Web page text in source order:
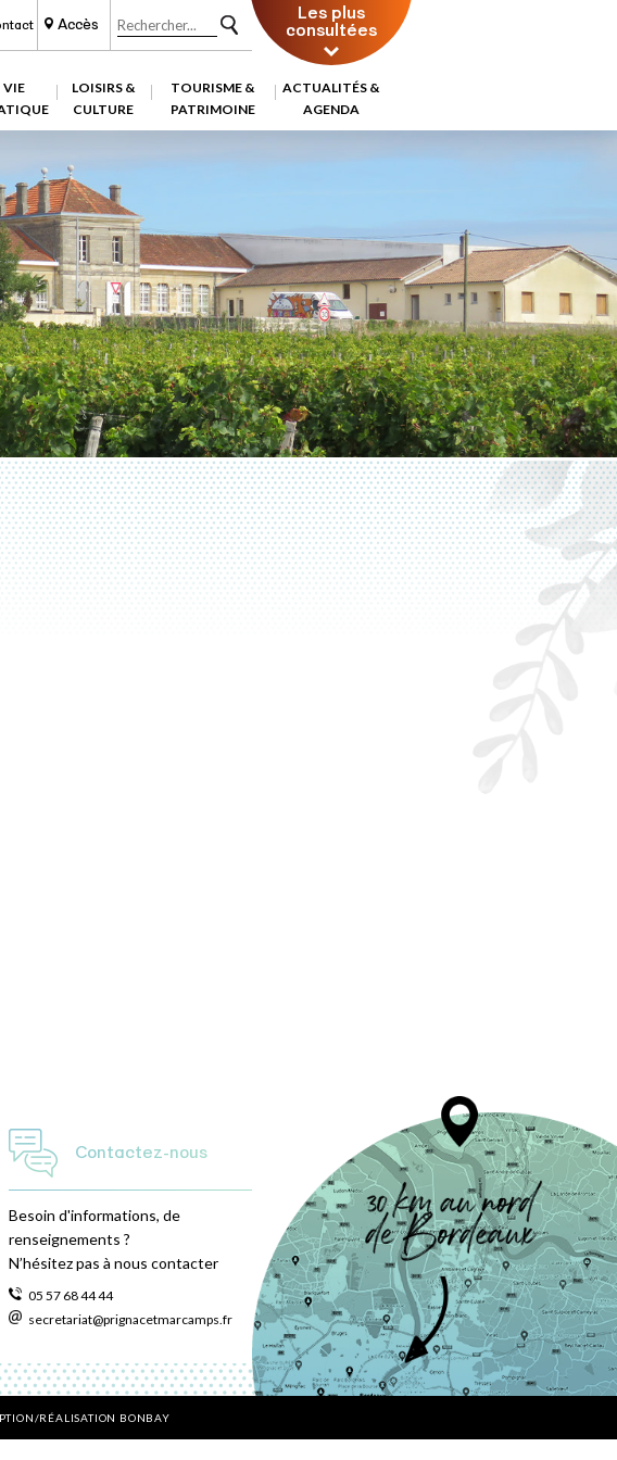
Accès Les plus
consultées
VIE
LOISIRS &
CULTURE
TOURISME &
PATRIMOINE
ACTUALITÉS &
AGENDA
Contactez-nous
Besoin d'informations, de
renseignements ?
N’hésitez pas à nous contacter
05 57 68 44 44
secretariat@prignacetmarcamps.fr
RÉALISATION BONBAY